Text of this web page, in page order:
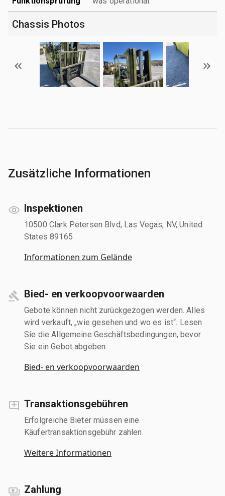
Chassis Photos
Zusätzliche Informationen
Inspektionen
10500 Clark Petersen Blvd, Las Vegas, NV, United
States 89165
Informationen zum Gelände
Bied- en verkoopvoorwaarden
Gebote können nicht zurückgezogen werden. Alles
wird verkauft, „wie gesehen und wo es ist“. Lesen
Sie die Allgemeine Geschäftsbedingungen, bevor
Sie ein Gebot abgeben.
Bied- en verkoopvoorwaarden
Transaktionsgebühren
Erfolgreiche Bieter müssen eine
Käufertransaktionsgebühr zahlen.
Weitere Informationen
Zahlung